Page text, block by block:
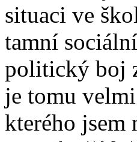
situaci ve
tamní
politický boj
je tomu
kterého